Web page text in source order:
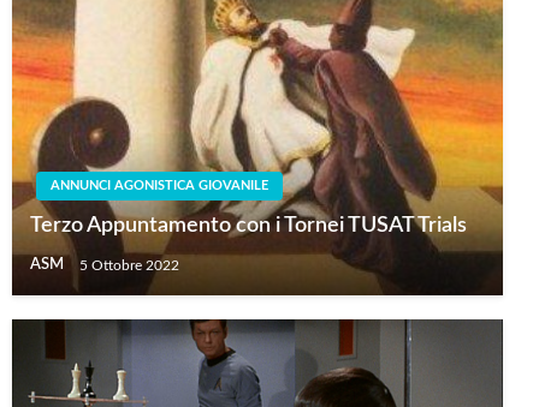
ANNUNCI AGONISTICA GIOVANILE
Terzo Appuntamento con i Tornei TUSAT Trials
ASM 5 Ottobre 2022